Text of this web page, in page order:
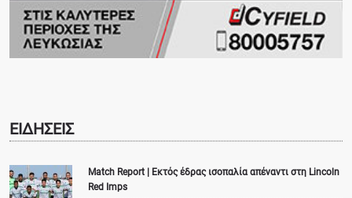
ΕΙΔΗΣΕΙΣ
Match Report | Εκτός έδρας ισοπαλία απέναντι στη Lincoln
Red Imps